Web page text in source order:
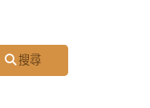
搜尋